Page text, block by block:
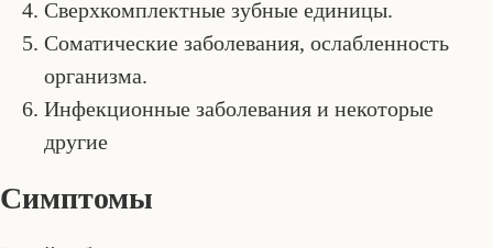
Сверхкомплектные зубные единицы.
Соматические заболевания, ослабленность
организма.
Инфекционные заболевания и некоторые
другие
Симптомы